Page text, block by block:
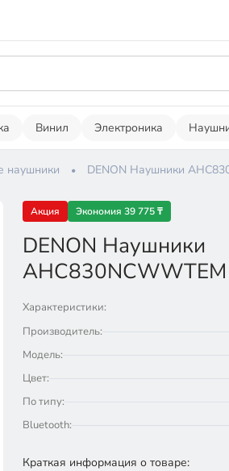
Винил Электроника
наушники DENON Наушники
Акция Экономия 39 775 ₸
DENON Наушники
Характеристики:
Производитель:
Модель:
Цвет:
По типу:
Bluetooth:
Краткая информация о товаре: